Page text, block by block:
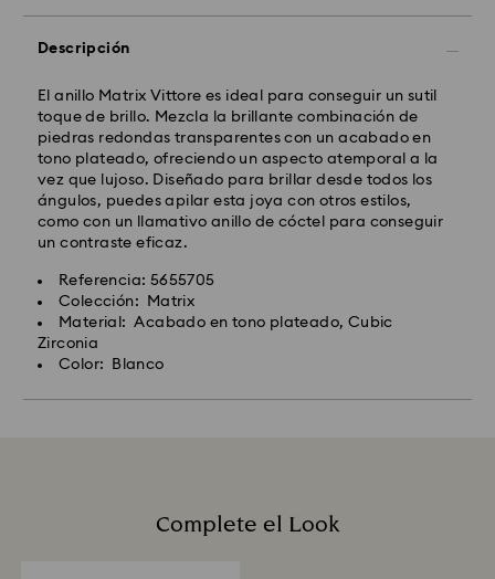
Descripción
El anillo Matrix Vittore es ideal para conseguir un sutil
toque de brillo. Mezcla la brillante combinación de
piedras redondas transparentes con un acabado en
tono plateado, ofreciendo un aspecto atemporal a la
vez que lujoso. Diseñado para brillar desde todos los
ángulos, puedes apilar esta joya con otros estilos,
como con un llamativo anillo de cóctel para conseguir
un contraste eficaz.
Referencia: 5655705
Colección: Matrix
Material: Acabado en tono plateado, Cubic
Zirconia
Color: Blanco
Complete el Look